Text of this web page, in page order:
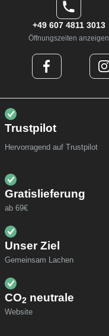
+49 607 4811 3013
Öffnungszeiten anzeigen
Trustpilot
Hervorragend auf Trustpilot
Gratislieferung
ab 69€
Unser Ziel
Gemeinsam Lachen
CO2 neutrale
Website